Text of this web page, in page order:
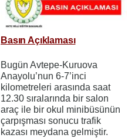
Basın Açıklaması
Bugün Avtepe-Kuruova
Anayolu’nun 6-7’inci
kilometreleri arasında saat
12.30 sıralarında bir salon
araç ile bir okul minibüsünün
çarpışması sonucu trafik
kazası meydana gelmiştir.